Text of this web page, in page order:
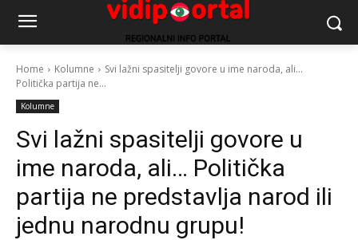
Home Kolumne
Svi lažni spasitelji govore u ime naroda, ali...
Politička partija ne...
Kolumne
Svi lažni spasitelji govore u
ime naroda, ali… Politička
partija ne predstavlja narod ili
jednu narodnu grupu!